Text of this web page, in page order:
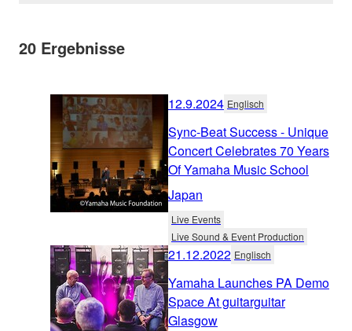
20 Ergebnisse
12.9.2024 Englisch
Sync-Beat Success - Unique
Concert Celebrates 70 Years
Of Yamaha Music School
Japan
Live Events
Live Sound & Event Production
21.12.2022 Englisch
Yamaha Launches PA Demo
Space At guitarguitar
Glasgow